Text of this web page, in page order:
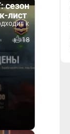
сезон
лист
к
18